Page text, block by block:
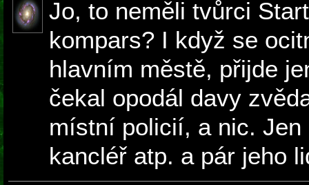
Jo, to neměli tvůrci
kompars? I když se
hlavním městě, přijde
čekal opodál davy
místní policií, a nic.
kancléř atp. a pár jeho